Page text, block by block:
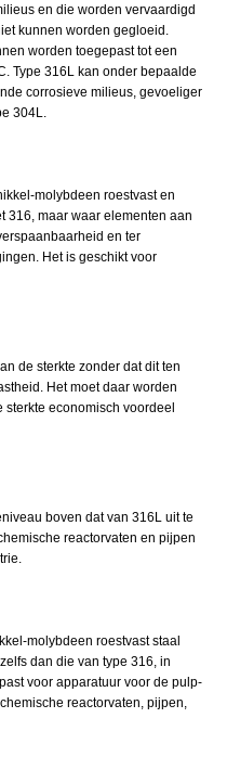
en die worden vervaardigd
kunnen worden gegloeid.
worden toegepast tot een
Type 316L kan onder bepaalde
corrosieve milieus, gevoeliger
304L.
molybdeen roestvast en
316, maar waar elementen aan
en ter
Het is geschikt voor
de sterkte zonder dat dit ten
Het moet daar worden
economisch voordeel
boven dat van 316L uit te
reactorvaten en pijpen
molybdeen roestvast staal
dan die van type 316, in
voor apparatuur voor de pulp-
reactorvaten, pijpen,